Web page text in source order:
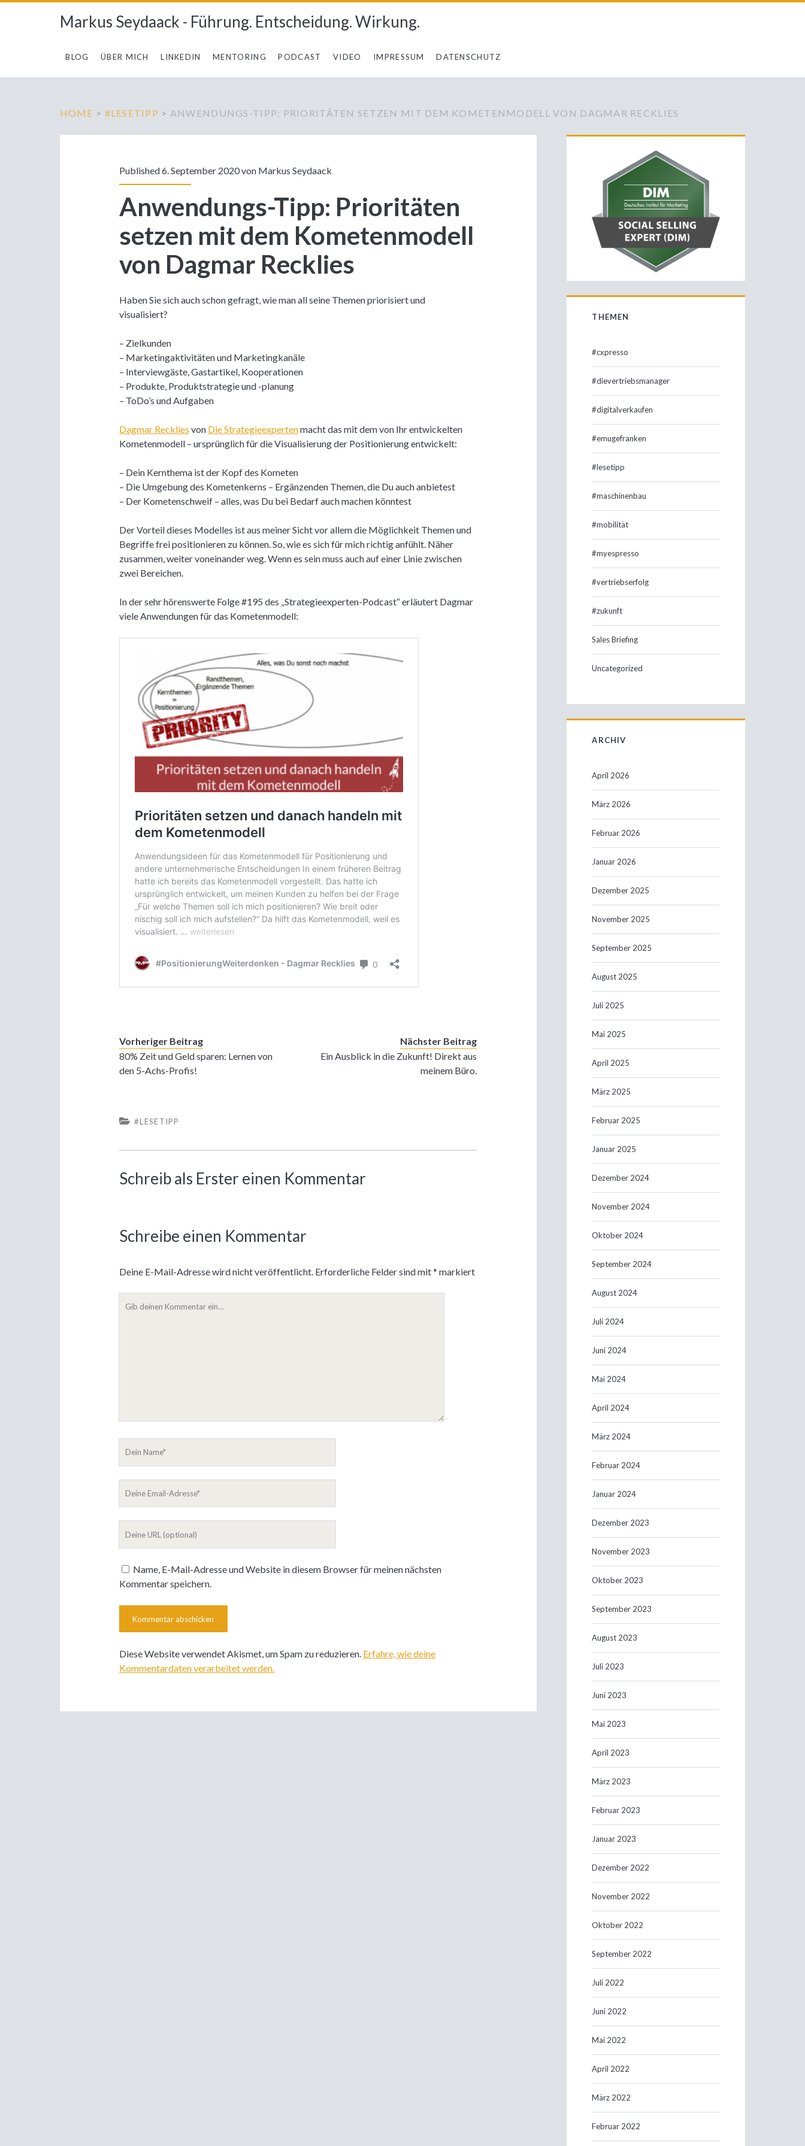
Markus Seydaack - Führung. Entscheidung. Wirkung.
BLOG ÜBER MICH LINKEDIN MENTORING PODCAST VIDEO IMPRESSUM DATENSCHUTZ
HOME > #LESETIPP > ANWENDUNGS-TIPP: PRIORITÄTEN SETZEN MIT DEM KOMETENMODELL VON DAGMAR RECKLIES
Published 6. September 2020 von Markus Seydaack
Anwendungs-Tipp: Prioritäten
setzen mit dem Kometenmodell
von Dagmar Recklies
Haben Sie sich auch schon gefragt, wie man all seine Themen priorisiert und
visualisiert?
– Zielkunden
– Marketingaktivitäten und Marketingkanäle
– Interviewgäste, Gastartikel, Kooperationen
– Produkte, Produktstrategie und -planung
– ToDo’s und Aufgaben
Dagmar Recklies von Die Strategieexpertenmacht das mit dem von Ihr entwickelten
Kometenmodell – ursprünglich für die Visualisierung der Positionierung entwickelt:
– Dein Kernthema ist der Kopf des Kometen
– Die Umgebung des Kometenkerns – Ergänzenden Themen, die Du auch anbietest
– Der Kometenschweif – alles, was Du bei Bedarf auch machen könntest
Der Vorteil dieses Modelles ist aus meiner Sicht vor allem die Möglichkeit Themen und
Begriffe frei positionieren zu können. So, wie es sich für mich richtig anfühlt. Näher
zusammen, weiter voneinander weg. Wenn es sein muss auch auf einer Linie zwischen
zwei Bereichen.
In der sehr hörenswerte Folge #195 des „Strategieexperten-Podcast“ erläutert Dagmar
viele Anwendungen für das Kometenmodell:
Vorheriger Beitrag
80% Zeit und Geld sparen: Lernen von
den 5-Achs-Profis!
Nächster Beitrag
Ein Ausblick in die Zukunft! Direkt aus
meinem Büro.
#LESETIPP
Schreib als Erster einen Kommentar
Schreibe einen Kommentar
Deine E-Mail-Adresse wird nicht veröffentlicht. Erforderliche Felder sind mit* markiert
Name, E-Mail-Adresse und Website in diesem Browser für meinen nächsten
Kommentar speichern.
Diese Website verwendet Akismet, um Spam zu reduzieren. Erfahre, wie deine
Kommentardaten verarbeitet werden.
Primäre
Sidebar
THEMEN
#cxpresso
#dievertriebsmanager
#digitalverkaufen
#emugefranken
#lesetipp
#maschinenbau
#mobilität
#myespresso
#vertriebserfolg
#zukunft
Sales Briefing
Uncategorized
ARCHIV
April 2026
März 2026
Februar 2026
Januar 2026
Dezember 2025
November 2025
September 2025
August 2025
Juli 2025
Mai 2025
April 2025
März 2025
Februar 2025
Januar 2025
Dezember 2024
November 2024
Oktober 2024
September 2024
August 2024
Juli 2024
Juni 2024
Mai 2024
April 2024
März 2024
Februar 2024
Januar 2024
Dezember 2023
November 2023
Oktober 2023
September 2023
August 2023
Juli 2023
Juni 2023
Mai 2023
April 2023
März 2023
Februar 2023
Januar 2023
Dezember 2022
November 2022
Oktober 2022
September 2022
Juli 2022
Juni 2022
Mai 2022
April 2022
März 2022
Februar 2022